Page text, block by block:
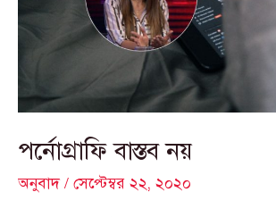
পর্নোগ্রাফি বাস্তব নয়
অনুবাদ/ সেপ্টেম্বর ২২, ২০২০